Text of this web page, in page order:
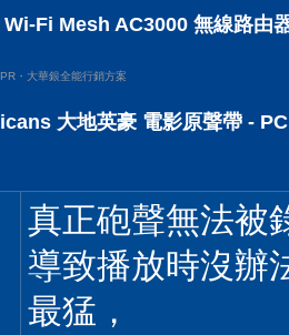
Fi Mesh AC3000 無線路由
PR・大華銀全能行銷方案
大地英豪 電影原聲帶 -
真正砲聲無法被
導致播放時沒辦
最猛，